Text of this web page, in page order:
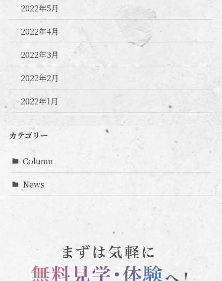
2022年5月
2022年4月
2022年3月
2022年2月
2022年1月
カテゴリー
Column
News